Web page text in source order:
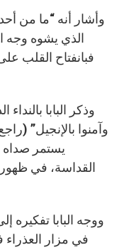
وأشار أنه “ما من
الذي يشوه وجه
فبانفتاح القلب
وذكر البابا
يستمر صداه
القداسة، في
ووجه البابا تفكيره